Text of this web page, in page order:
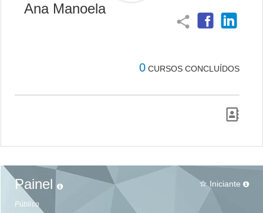
Ana Manoela
share
0 CURSOS CONCLUÍDOS
Painel
Público
star_border Iniciante